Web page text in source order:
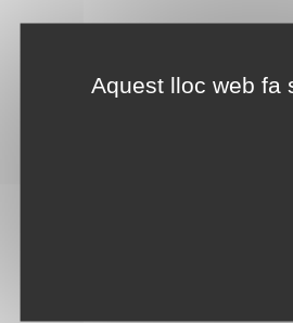
Aquest lloc web fa